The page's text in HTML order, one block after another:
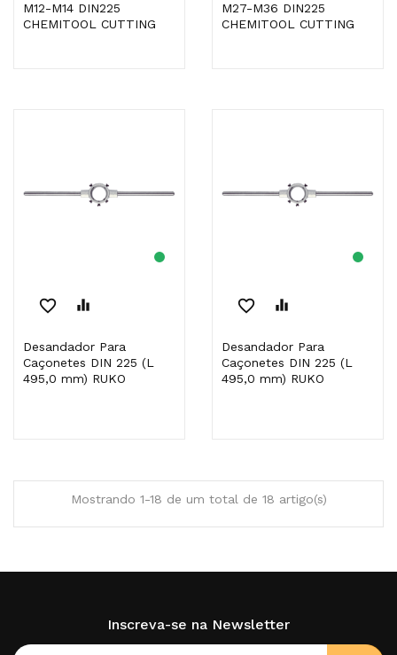
M12-M14 DIN225
CHEMITOOL CUTTING
M27-M36 DIN225
CHEMITOOL CUTTING
favorite_border equalizer
Desandador Para
Caçonetes DIN 225 (L
495,0 mm) RUKO
favorite_border equalizer
Desandador Para
Caçonetes DIN 225 (L
495,0 mm) RUKO
Mostrando 1-18 de um total de 18 artigo(s)
Inscreva-se na Newsletter